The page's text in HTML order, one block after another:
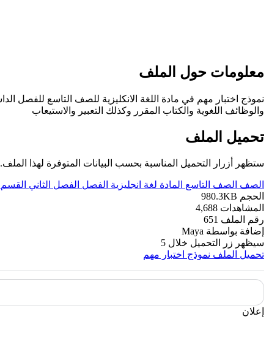
معلومات حول الملف
والوظائف اللغوية والكتاب المقرر وكذلك التعبير والاستيعاب
تحميل الملف
ستظهر أزرار التحميل المناسبة بحسب البيانات المتوفرة لهذا الملف.
الصف الصف التاسع المادة لغة انجليزية الفصل الفصل الثاني القسم
الحجم 980.3KB
المشاهدات 4,688
رقم الملف 651
إضافة بواسطة Maya
سيظهر زر التحميل خلال 5
تحميل الملف نموذج اختبار مهم
إعلان